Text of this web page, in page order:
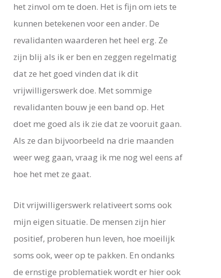
het zinvol om te doen. Het is fijn om iets te
kunnen betekenen voor een ander. De
revalidanten waarderen het heel erg. Ze
zijn blij als ik er ben en zeggen regelmatig
dat ze het goed vinden dat ik dit
vrijwilligerswerk doe. Met sommige
revalidanten bouw je een band op. Het
doet me goed als ik zie dat ze vooruit gaan.
Als ze dan bijvoorbeeld na drie maanden
weer weg gaan, vraag ik me nog wel eens af
hoe het met ze gaat.
Dit vrijwilligerswerk relativeert soms ook
mijn eigen situatie. De mensen zijn hier
positief, proberen hun leven, hoe moeilijk
soms ook, weer op te pakken. En ondanks
de ernstige problematiek wordt er hier ook